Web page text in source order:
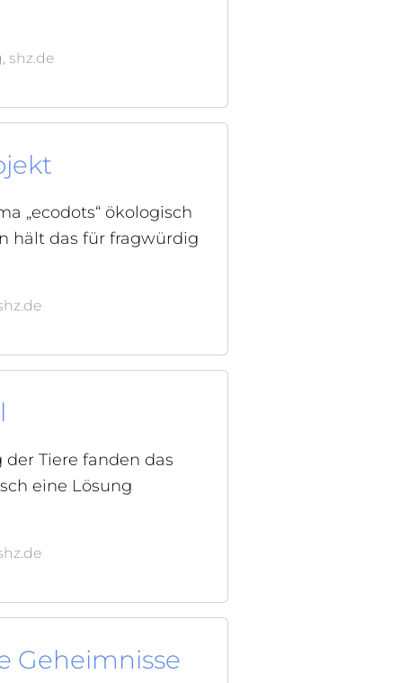
shz.de
„ecodots“ ökologisch
hält das für fragwürdig
Tiere fanden das
eine Lösung
Geheimnisse